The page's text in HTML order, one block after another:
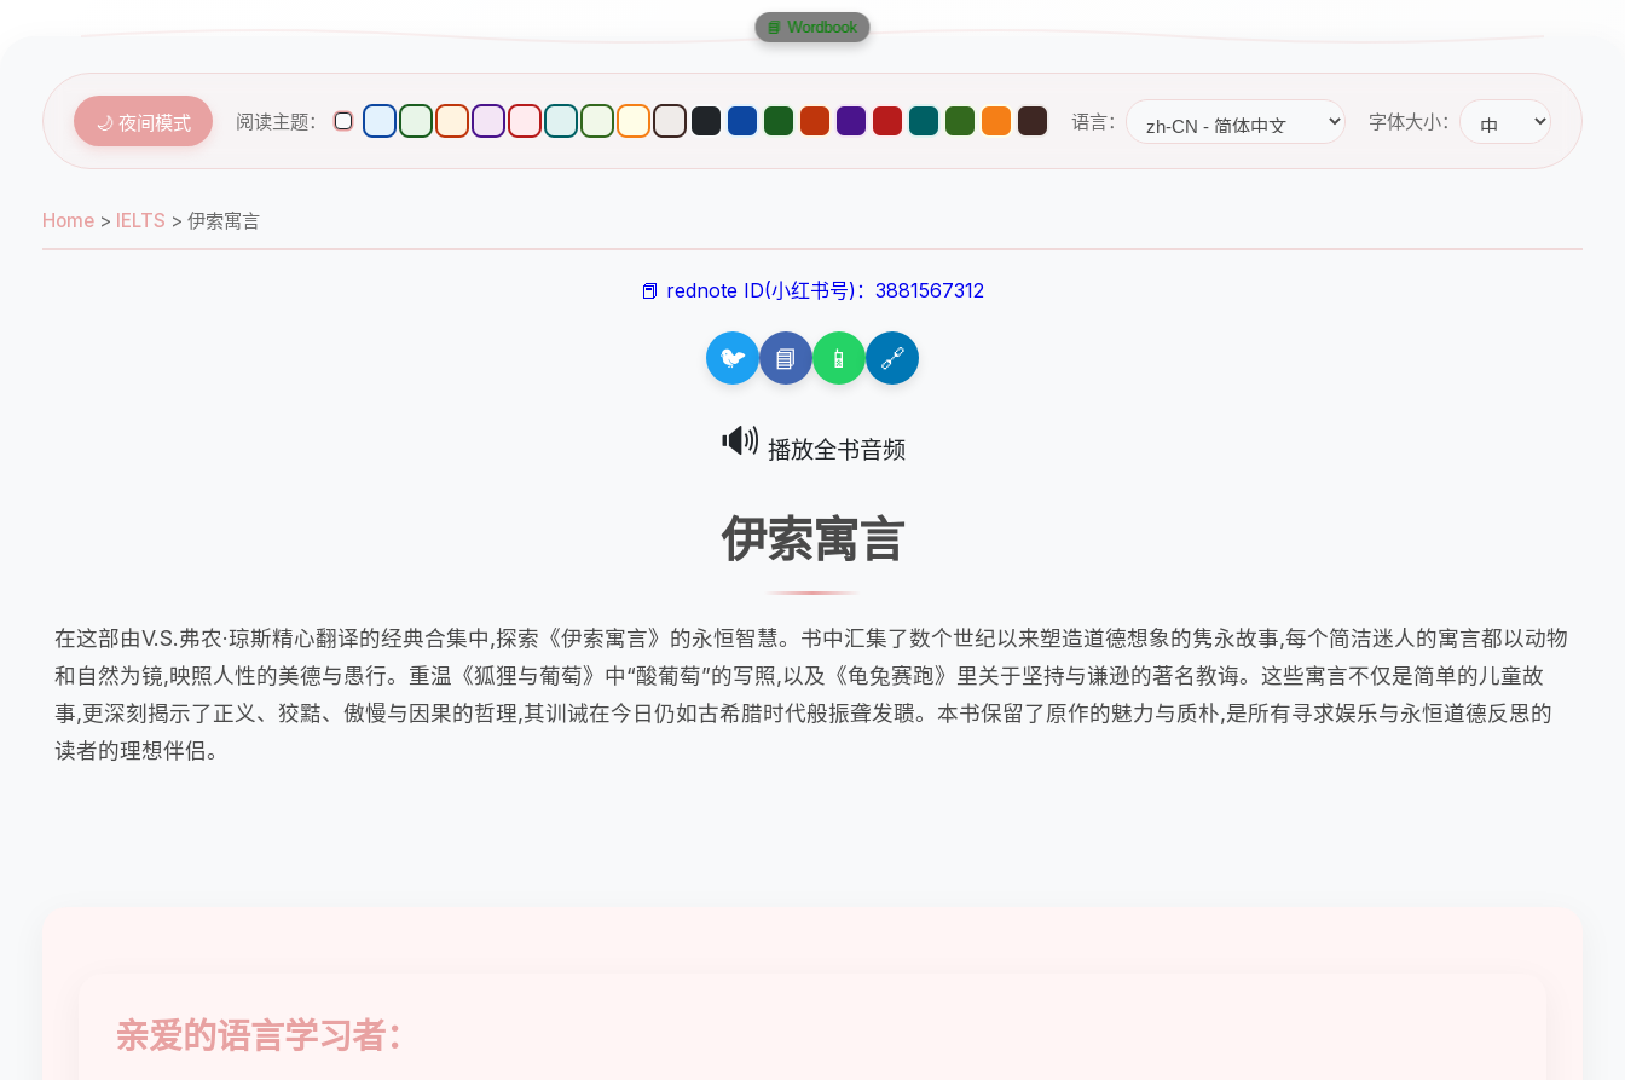
🌙 夜间模式 阅读主题： 语言： 字体大小：
Home > IELTS > 伊索寓言
📕 rednote ID(小红书号)：3881567312
🐦 📘 📱 🔗
🔊 播放全书音频
伊索寓言
在这部由V.S.弗农·琼斯精心翻译的经典合集中,探索《伊索寓言》的永恒智慧。书中汇集了数个世纪以来塑造道德想象的隽永故事,每个简洁迷人的寓言都以动物
和自然为镜,映照人性的美德与愚行。重温《狐狸与葡萄》中“酸葡萄”的写照,以及《龟兔赛跑》里关于坚持与谦逊的著名教诲。这些寓言不仅是简单的儿童故
事,更深刻揭示了正义、狡黠、傲慢与因果的哲理,其训诫在今日仍如古希腊时代般振聋发聩。本书保留了原作的魅力与质朴,是所有寻求娱乐与永恒道德反思的
读者的理想伴侣。
亲爱的语言学习者：
📘 Wordbook